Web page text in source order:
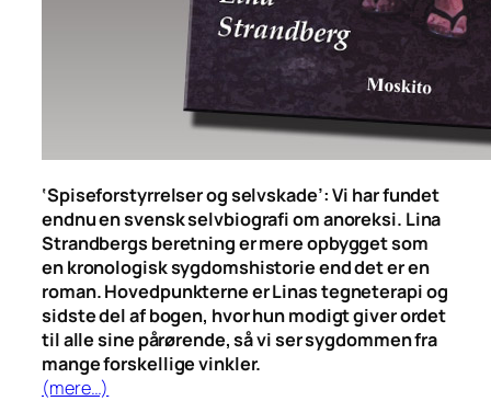
‘Spiseforstyrrelser og selvskade’: Vi har fundet
endnu en svensk selvbiografi om anoreksi. Lina
Strandbergs beretning er mere opbygget som
en kronologisk sygdomshistorie end det er en
roman. Hovedpunkterne er Linas tegneterapi og
sidste del af bogen, hvor hun modigt giver ordet
til alle sine pårørende, så vi ser sygdommen fra
mange forskellige vinkler.
(mere…)